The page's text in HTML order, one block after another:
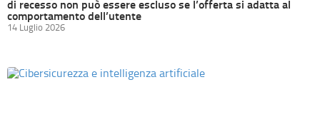
di recesso non può essere escluso se l’offerta si adatta al
comportamento dell’utente
14 Luglio 2026